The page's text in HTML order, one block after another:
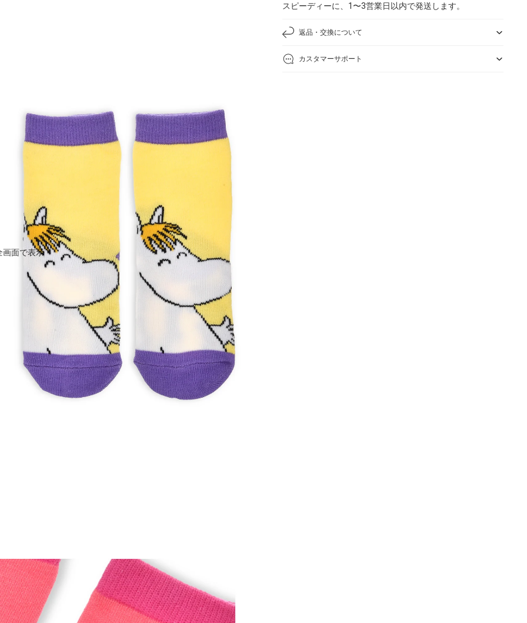
画面で表示
スピーディーに、1〜3営業日以内で発送します。
返品・交換について
カスタマーサポート